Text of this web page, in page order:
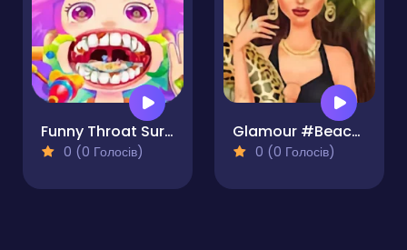
Funny Throat Surgery 2
0 (0 Голосів)
Glamour #BeachLife
0 (0 Голосів)